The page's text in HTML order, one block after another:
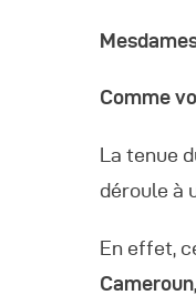
Comme
La tenue
déroule à
En effet,